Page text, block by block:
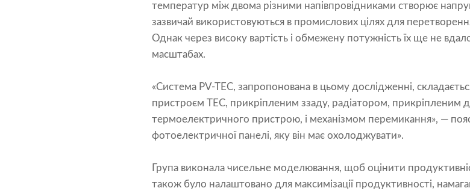
температур між двома різними напівпровідниками створює
зазвичай використовуються в промислових цілях для
Однак через високу вартість і обмежену потужність їх ще не
масштабах.
«Система PV-TEC, запропонована в цьому дослідженні,
пристроєм TEC, прикріпленим ззаду, радіатором, прикріпленим
термоелектричного пристрою, і механізмом перемикання», —
фотоелектричної панелі, яку він має охолоджувати».
Група виконала чисельне моделювання, щоб оцінити
також було налаштовано для максимізації продуктивності,